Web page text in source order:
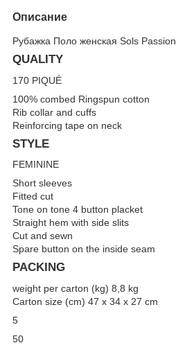
Описание
Рубажка Поло женская Sols Passion
QUALITY
170 PIQUÉ
100% combed Ringspun cotton
Rib collar and cuffs
Reinforcing tape on neck
STYLE
FEMININE
Short sleeves
Fitted cut
Tone on tone 4 button placket
Straight hem with side slits
Cut and sewn
Spare button on the inside seam
PACKING
weight per carton (kg) 8,8 kg
Carton size (cm) 47 x 34 x 27 cm
5
50